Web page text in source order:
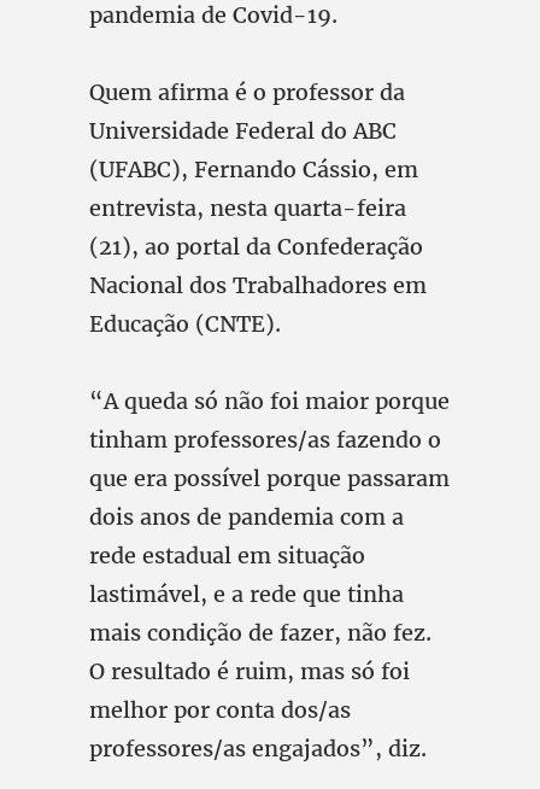
pandemia de Covid-19.
Quem afirma é o professor da
Universidade Federal do ABC
(UFABC), Fernando Cássio, em
entrevista, nesta quarta-feira
(21), ao portal da Confederação
Nacional dos Trabalhadores em
Educação (CNTE).
“A queda só não foi maior porque
tinham professores/as fazendo o
que era possível porque passaram
dois anos de pandemia com a
rede estadual em situação
lastimável, e a rede que tinha
mais condição de fazer, não fez.
O resultado é ruim, mas só foi
melhor por conta dos/as
professores/as engajados”, diz.